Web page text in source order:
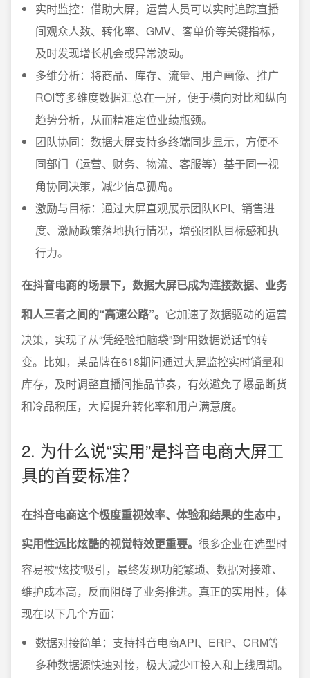
实时监控：借助大屏，运营人员可以实时追踪直播
间观众人数、转化率、GMV、客单价等关键指标，
及时发现增长机会或异常波动。
多维分析：将商品、库存、流量、用户画像、推广
ROI等多维度数据汇总在一屏，便于横向对比和纵向
趋势分析，从而精准定位业绩瓶颈。
团队协同：数据大屏支持多终端同步显示，方便不
同部门（运营、财务、物流、客服等）基于同一视
角协同决策，减少信息孤岛。
激励与目标：通过大屏直观展示团队KPI、销售进
度、激励政策落地执行情况，增强团队目标感和执
行力。
在抖音电商的场景下，数据大屏已成为连接数据、业务
和人三者之间的“高速公路”。 它加速了数据驱动的运营
决策，实现了从“凭经验拍脑袋”到“用数据说话”的转
变。比如，某品牌在618期间通过大屏监控实时销量和
库存，及时调整直播间推品节奏，有效避免了爆品断货
和冷品积压，大幅提升转化率和用户满意度。
2. 为什么说“实用”是抖音电商大屏工
具的首要标准？
在抖音电商这个极度重视效率、体验和结果的生态中，
实用性远比炫酷的视觉特效更重要。 很多企业在选型时
容易被“炫技”吸引，最终发现功能繁琐、数据对接难、
维护成本高，反而阻碍了业务推进。真正的实用性，体
现在以下几个方面：
数据对接简单：支持抖音电商API、ERP、CRM等
多种数据源快速对接，极大减少IT投入和上线周期。